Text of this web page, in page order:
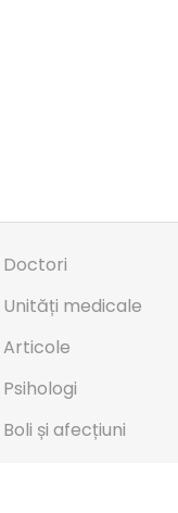
Doctori
Unități medicale
Articole
Psihologi
Boli și afecțiuni